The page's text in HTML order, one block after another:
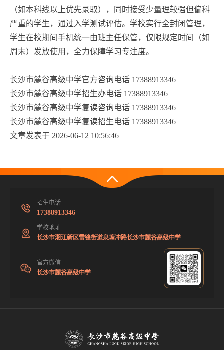
（如本科线以上优先录取），同时接受少量理较强但偏科
严重的学生，通过入学测试评估。学校实行全封闭管理，
学生在校期间手机统一由班主任保管，仅限规定时间（如
周末）发放使用，全力保障学习专注度。
长沙市麓谷高级中学官方咨询电话 17388913346
长沙市麓谷高级中学招生办电话 17388913346
长沙市麓谷高级中学复读咨询电话 17388913346
长沙市麓谷高级中学复读招生电话 17388913346
文章发表于 2026-06-12 10:56:46
招生电话
17388913346
学校地址
长沙市湘江新区雷锋街道泉塘冲路长沙市麓谷高级中学
官方微信
长沙市麓谷高级中学